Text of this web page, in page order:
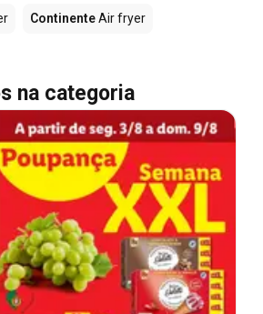
ContinenteAir fryer
na categoria